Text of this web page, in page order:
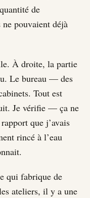
de
pouvaient déjà
À droite, la partie
Le bureau — des
Tout est
Je vérifie — ça ne
que j’avais
rincé à l’eau
qui fabrique de
ateliers, il y a une